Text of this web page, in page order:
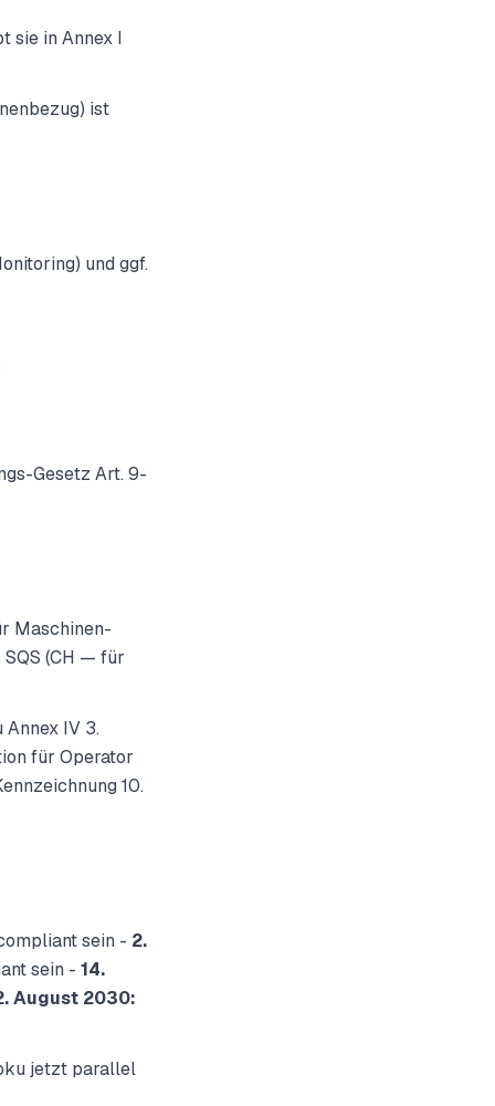
sie in Annex I
ist
und ggf.
Gesetz Art. 9-
Maschinen-
SQS (CH — für
IV 3.
für Operator
10.
sein - 2.
sein - 14.
August 2030:
jetzt parallel